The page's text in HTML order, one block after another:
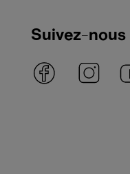
Suivez-nous